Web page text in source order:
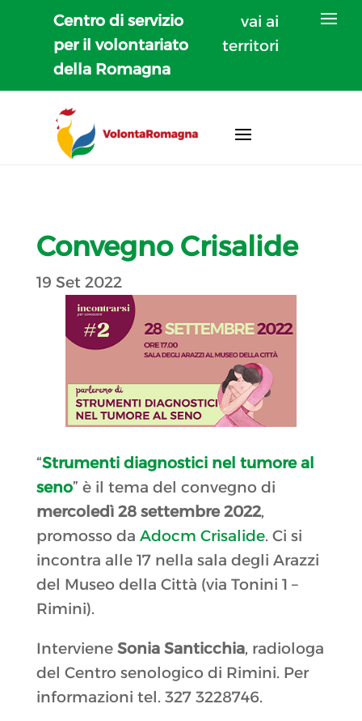
Centro di servizio
per il volontariato
della Romagna
vai ai
territori
Convegno Crisalide
19 Set 2022
“Strumenti diagnostici nel tumore al
seno” è il tema del convegno di
mercoledì 28 settembre 2022,
promosso da Adocm Crisalide. Ci si
incontra alle 17 nella sala degli Arazzi
del Museo della Città (via Tonini 1 –
Rimini).
Interviene Sonia Santicchia, radiologa
del Centro senologico di Rimini. Per
informazioni tel. 327 3228746.